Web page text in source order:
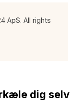
ApS. All rights
dig selv